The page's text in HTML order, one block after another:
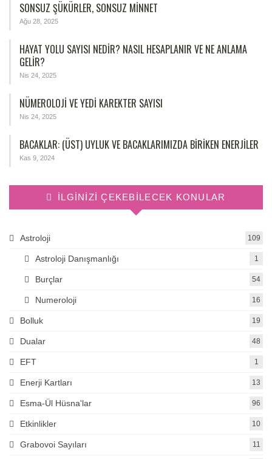
SONSUZ ŞÜKÜRLER, SONSUZ MINNET
Ağu 28, 2025
HAYAT YOLU SAYISI NEDIR? NASIL HESAPLANIR VE NE ANLAMA
GELIR?
Nis 24, 2025
NÜMEROLOJİ VE YEDİ KAREKTER SAYISI
Nis 24, 2025
BACAKLAR: (ÜST) UYLUK VE BACAKLARIMIZDA BIRIKEN ENERJILER
Kas 9, 2024
İLGINIZI ÇEKEBILECEK KONULAR
Astroloji 109
Astroloji Danışmanlığı 1
Burçlar 54
Numeroloji 16
Bolluk 19
Dualar 48
EFT 1
Enerji Kartları 13
Esma-Ül Hüsna'lar 96
Etkinlikler 10
Grabovoi Sayıları 11